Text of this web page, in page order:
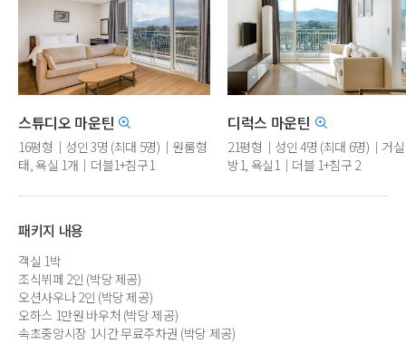
스튜디오 마운틴
16평형｜성인 3명 (최대 5명)｜원룸형
태, 욕실 1개｜더블1+침구1
디럭스 마운틴
21평형｜성인 4명 (최대 6명)｜거
방1, 욕실1｜더블 1+침구 2
패키지 내용
객실 1박
조식뷔페 2인 (박당 제공)
오션사우나 2인 (박당 제공)
오하스 1만원 바우처 (박당 제공)
속초중앙시장 1시간 무료주차권 (박당 제공)